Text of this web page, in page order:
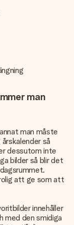
man
man måste
så
dessutom inte
bilder så blir det
att ge som att
innehåller
med den smidiga